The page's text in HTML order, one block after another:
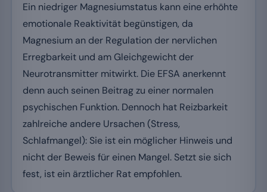
Ein niedriger Magnesiumstatus kann eine erhöhte
emotionale Reaktivität begünstigen, da
Magnesium an der Regulation der nervlichen
Erregbarkeit und am Gleichgewicht der
Neurotransmitter mitwirkt. Die EFSA anerkennt
denn auch seinen Beitrag zu einer normalen
psychischen Funktion. Dennoch hat Reizbarkeit
zahlreiche andere Ursachen (Stress,
Schlafmangel): Sie ist ein möglicher Hinweis und
nicht der Beweis für einen Mangel. Setzt sie sich
fest, ist ein ärztlicher Rat empfohlen.